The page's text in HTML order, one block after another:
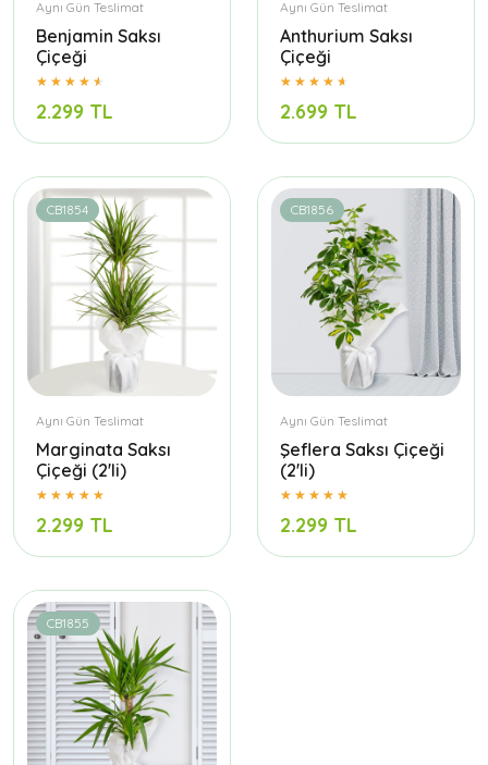
Aynı Gün Teslimat
Benjamin Saksı
Çiçeği
2.299 TL
Aynı Gün Teslimat
Anthurium Saksı
Çiçeği
2.699 TL
CB1854
Aynı Gün Teslimat
Marginata Saksı
Çiçeği (2'li)
2.299 TL
CB1856
Aynı Gün Teslimat
Şeflera Saksı Çiçeği
(2'li)
2.299 TL
CB1855